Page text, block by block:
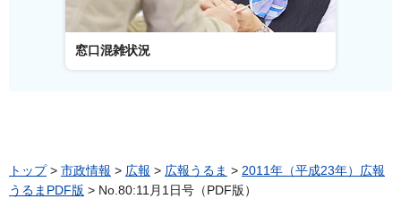
窓口混雑状況
トップ> 市政情報 > 広報 > 広報うるま > 2011年（平成23年）広報
うるまPDF版 > No.80:11月1日号（PDF版）